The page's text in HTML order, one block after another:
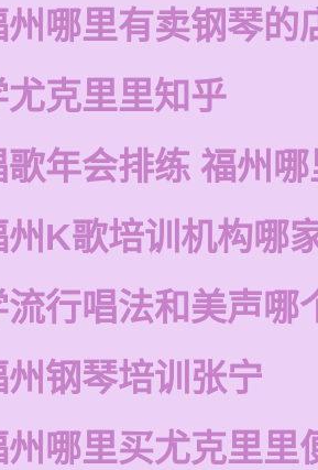
州哪里有卖钢琴的
尤克里里知乎
歌年会排练 福州
州K歌培训机构哪
流行唱法和美声哪
州钢琴培训张宁
州哪里买尤克里里